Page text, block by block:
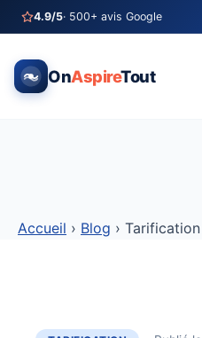
4.9/5· 500+ avis Google
OnAspireTout
Accueil › Blog › Tarification